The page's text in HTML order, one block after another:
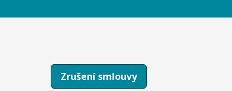
Zrušení smlouvy